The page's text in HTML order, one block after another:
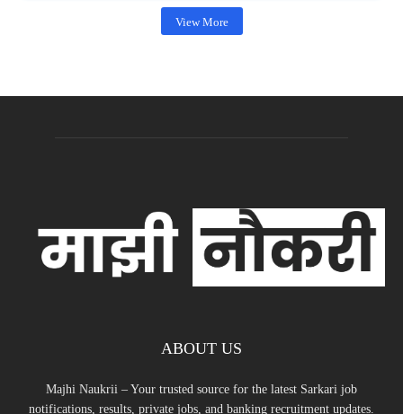
View More
ABOUT US
Majhi Naukrii – Your trusted source for the latest Sarkari job
notifications, results, private jobs, and banking recruitment updates.